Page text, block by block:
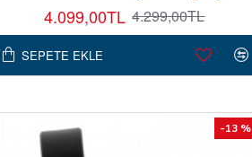
4.099,00TL 4.299,00TL
SEPETE EKLE
-13 %